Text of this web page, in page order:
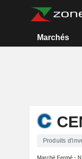
Marchés
Produits
Marché Fermé -